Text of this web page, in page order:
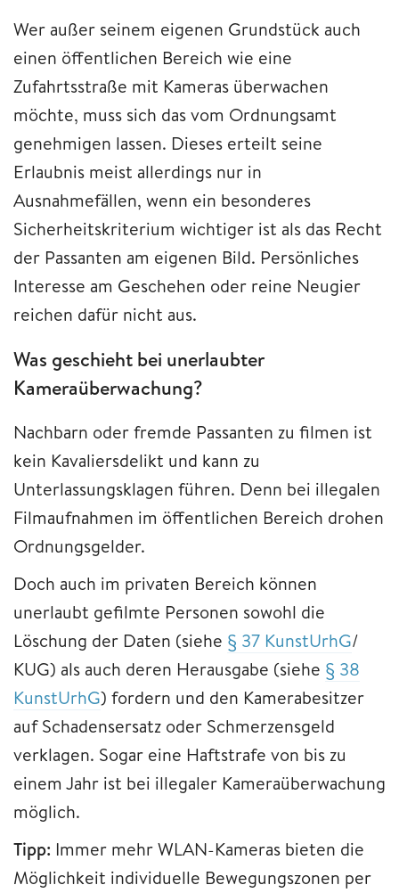
Wer außer seinem eigenen Grundstück auch
einen öffentlichen Bereich wie eine
Zufahrtsstraße mit Kameras überwachen
möchte, muss sich das vom Ordnungsamt
genehmigen lassen. Dieses erteilt seine
Erlaubnis meist allerdings nur in
Ausnahmefällen, wenn ein besonderes
Sicherheitskriterium wichtiger ist als das Recht
der Passanten am eigenen Bild. Persönliches
Interesse am Geschehen oder reine Neugier
reichen dafür nicht aus.
Was geschieht bei unerlaubter
Kameraüberwachung?
Nachbarn oder fremde Passanten zu filmen ist
kein Kavaliersdelikt und kann zu
Unterlassungsklagen führen. Denn bei illegalen
Filmaufnahmen im öffentlichen Bereich drohen
Ordnungsgelder.
Doch auch im privaten Bereich können
unerlaubt gefilmte Personen sowohl die
Löschung der Daten (siehe § 37 KunstUrhG/
KUG) als auch deren Herausgabe (siehe § 38
KunstUrhG) fordern und den Kamerabesitzer
auf Schadensersatz oder Schmerzensgeld
verklagen. Sogar eine Haftstrafe von bis zu
einem Jahr ist bei illegaler Kameraüberwachung
möglich.
Tipp: Immer mehr WLAN-Kameras bieten die
Möglichkeit individuelle Bewegungszonen per